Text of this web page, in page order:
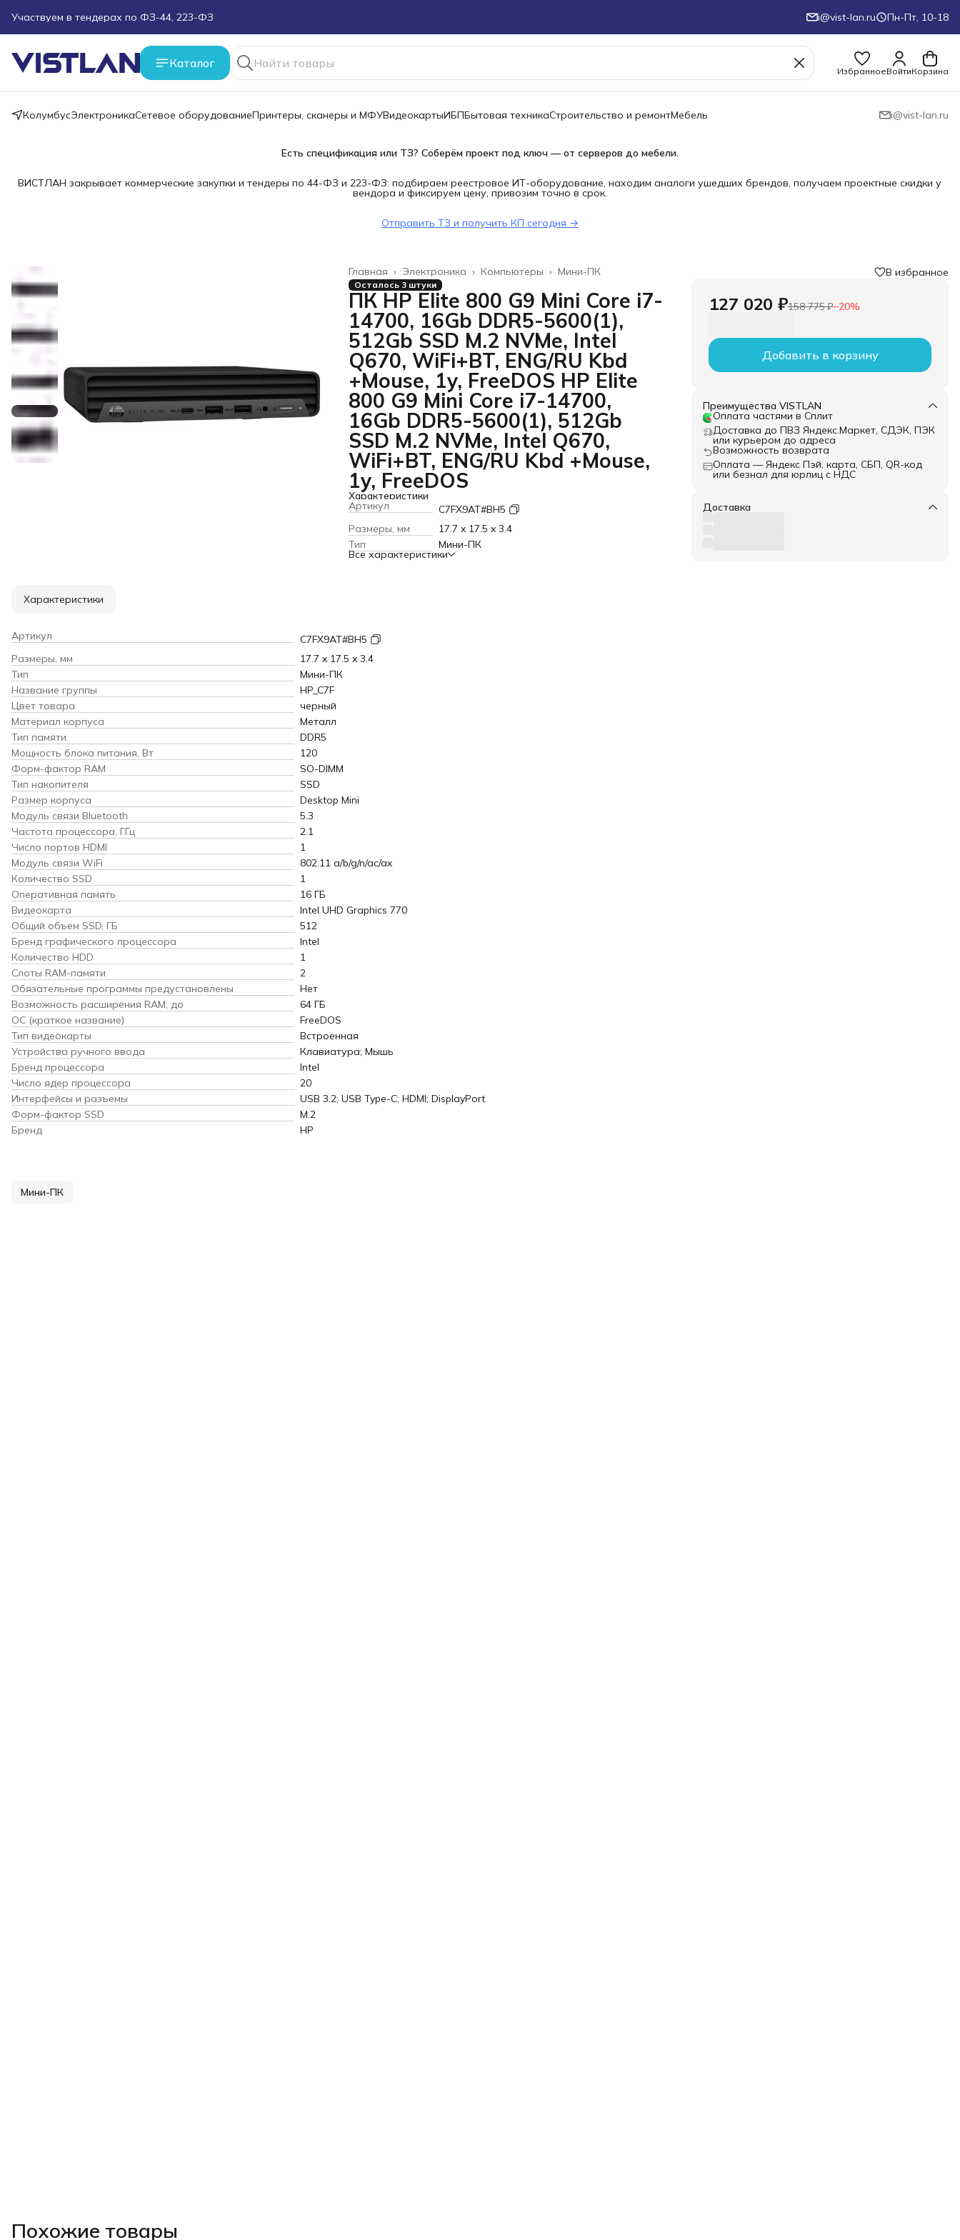
Поможем подобрать оборудование под ТЗ
Пуско-наладочные работы
Более 100 000 позиций в наличии и под заказ
i@vist-lan.ru Пн-Пт, 10-18
Каталог
ИзбранноеВойтиКорзина
КолумбусЭлектроникаСетевое оборудованиеПринтеры, сканеры и МФУВидеокартыИБПБытовая техникаСтроительство и ремонтМебель i@vist-lan.ru
Есть спецификация или ТЗ? Соберём проект под ключ — от серверов до мебели.
ВИСТЛАН закрывает коммерческие закупки и тендеры по 44-ФЗ и 223-ФЗ: подбираем реестровое ИТ-оборудование, находим аналоги ушедших брендов, получаем проектные скидки у
вендора и фиксируем цену, привозим точно в срок.
Отправить ТЗ и получить КП сегодня →
Мини-ПК
Компьютеры ›
Электроника ›
Главная ›
Осталось 3 штуки
ПК HP Elite 800 G9 Mini Core i7-
14700, 16Gb DDR5-5600(1),
512Gb SSD M.2 NVMe, Intel
Q670, WiFi+BT, ENG/RU Kbd
+Mouse, 1y, FreeDOS HP Elite
800 G9 Mini Core i7-14700,
16Gb DDR5-5600(1), 512Gb
SSD M.2 NVMe, Intel Q670,
WiFi+BT, ENG/RU Kbd +Mouse,
1y, FreeDOS
Характеристики
Артикул
C7FX9AT#BH5
Размеры, мм
17.7 x 17.5 x 3.4
Тип
Мини-ПК
Все характеристики
В избранное
127 020 ₽158 775 ₽−20%
Добавить в корзину
Преимущества VISTLAN
Оплата частями в Сплит
Доставка до ПВЗ Яндекс.Маркет, СДЭК, ПЭК
или курьером до адреса
Возможность возврата
Оплата — Яндекс Пэй, карта, СБП, QR-код
или безнал для юрлиц с НДС
Доставка
Характеристики
Артикул
C7FX9AT#BH5
Размеры, мм
17.7 x 17.5 x 3.4
Тип
Мини-ПК
Название группы
HP_C7F
Цвет товара
черный
Материал корпуса
Металл
Тип памяти
DDR5
Мощность блока питания, Вт
120
Форм-фактор RAM
SO-DIMM
Тип накопителя
SSD
Размер корпуса
Desktop Mini
Модуль связи Bluetooth
5.3
Частота процессора, ГГц
2.1
Число портов HDMI
1
Модуль связи WiFi
802.11 a/b/g/n/ac/ax
Количество SSD
1
Оперативная память
16 ГБ
Видеокарта
Intel UHD Graphics 770
Общий объем SSD, ГБ
512
Бренд графического процессора
Intel
Количество HDD
1
Слоты RAM-памяти
2
Обязательные программы предустановлены
Нет
Возможность расширения RAM, до
64 ГБ
ОС (краткое название)
FreeDOS
Тип видеокарты
Встроенная
Устройства ручного ввода
Клавиатура; Мышь
Бренд процессора
Intel
Число ядер процессора
20
Интерфейсы и разъемы
USB 3.2; USB Type-C; HDMI; DisplayPort
Форм-фактор SSD
M.2
Бренд
HP
Мини-ПК
Похожие товары